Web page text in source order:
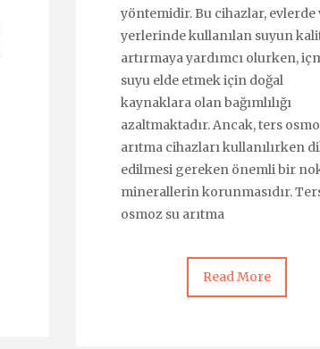
yöntemidir. Bu cihazlar, evlerde
yerlerinde kullanılan suyun
artırmaya yardımcı olurken,
suyu elde etmek için doğal
kaynaklara olan bağımlılığı
azaltmaktadır. Ancak, ters
arıtma cihazları kullanılırken
edilmesi gereken önemli bir
minerallerin korunmasıdır.
osmoz su arıtma
Read More